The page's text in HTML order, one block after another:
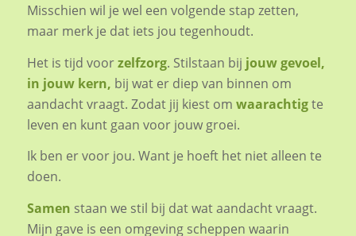
Misschien wil je wel een volgende stap zetten,
maar merk je dat iets jou tegenhoudt.
Het is tijd voorzelfzorg. Stilstaan bij jouw gevoel,
in jouw kern, bij wat er diep van binnen om
aandacht vraagt. Zodat jij kiest om waarachtigte
leven en kunt gaan voor jouw groei.
Ik ben er voor jou. Want je hoeft het niet alleen te
doen.
Samen staan we stil bij dat wat aandacht vraagt.
Mijn gave is een omgeving scheppen waarin